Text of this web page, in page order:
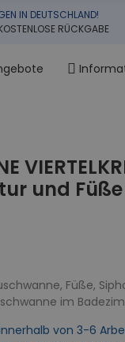
IN DEUTSCHLAND!
RÜCKGABE
und Füße
Füße,
im
von 3-6